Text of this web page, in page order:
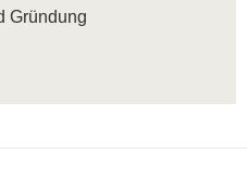
Gründung